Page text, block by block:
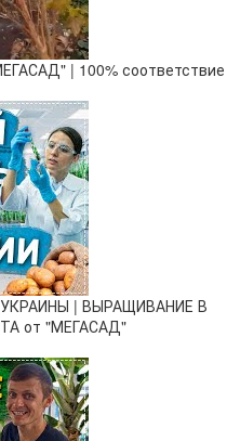
| 100% соответствие
| ВЫРАЩИВАНИЕ В
от "МЕГАСАД"